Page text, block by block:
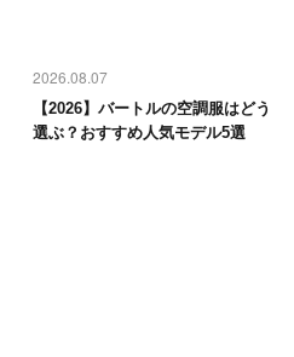
2026.08.07
【2026】バートルの空調服はどう
選ぶ？おすすめ人気モデル5選